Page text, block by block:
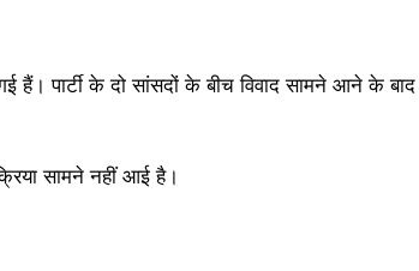
पार्टी के दो सांसदों के बीच विवाद सामने आने के
सामने नहीं आई है।